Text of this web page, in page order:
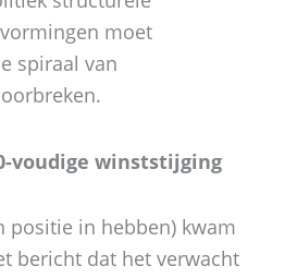
moet
spiraal van
voudige winststijging
positie in hebben) kwam
bericht dat het verwacht